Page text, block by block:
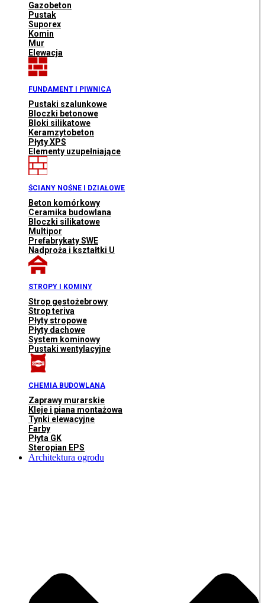
Gazobeton
Pustak
Suporex
Komin
Mur
Elewacja
FUNDAMENT I PIWNICA
Pustaki szalunkowe
Bloczki betonowe
Bloki silikatowe
Keramzytobeton
Płyty XPS
Elementy uzupełniające
ŚCIANY NOŚNE I DZIAŁOWE
Beton komórkowy
Ceramika budowlana
Bloczki silikatowe
Multipor
Prefabrykaty SWE
Nadproża i kształtki U
STROPY I KOMINY
Strop gęstożebrowy
Strop teriva
Płyty stropowe
Płyty dachowe
System kominowy
Pustaki wentylacyjne
CHEMIA BUDOWLANA
Zaprawy murarskie
Kleje i piana montażowa
Tynki elewacyjne
Farby
Płyta GK
Steropian EPS
Architektura ogrodu